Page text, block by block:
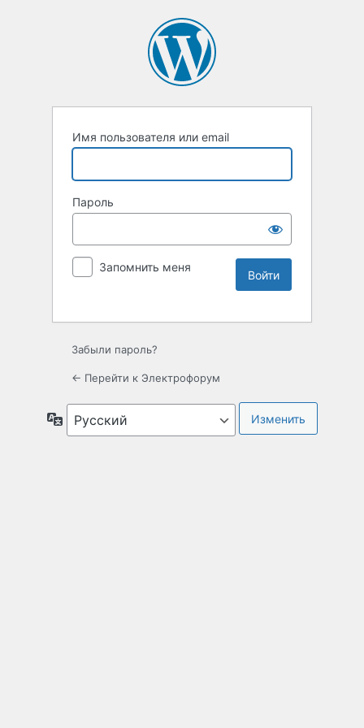
Имя пользователя или email
Пароль
Запомнить меня
Забыли пароль?
← Перейти к Электрофорум
Язык